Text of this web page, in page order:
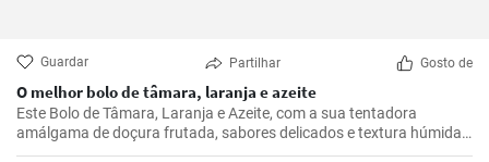
Guardar Partilhar Gosto de
O melhor bolo de tâmara, laranja e azeite
Este Bolo de Tâmara, Laranja e Azeite, com a sua tentadora
amálgama de doçura frutada, sabores delicados e textura húmida,
nunca deixa de tornar qualquer ocasião extra especial.